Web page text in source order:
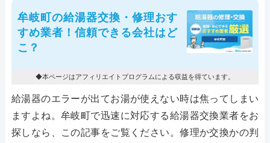
牟岐町の給湯器交換・修理おす
すめ業者！信頼できる会社はど
こ？
◆本ページはアフィリエイトプログラムによる収益を得ています。
給湯器のエラーが出てお湯が使えない時は焦ってしまい
ますよね。牟岐町で迅速に対応する給湯器交換業者をお
探しなら、この記事をご覧ください。修理か交換かの判